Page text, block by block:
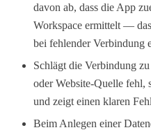
davon ab, dass die App
Workspace ermittelt —
bei fehlender Verbindung
Schlägt die Verbindung
oder Website-Quelle fehl,
und zeigt einen klaren
Beim Anlegen einer